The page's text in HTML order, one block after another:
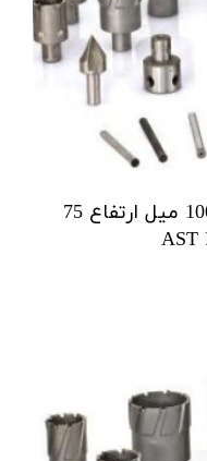
مته گردبر TCT از قطر 12 تا 100 میل ارتفاع 75